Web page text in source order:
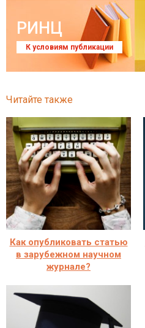
РИНЦ
К условиям публикации
Читайте также
Как опубликовать статью
в зарубежном научном
журнале?